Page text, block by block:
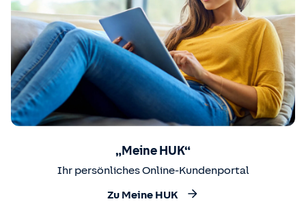
„Meine HUK“
Ihr persönliches Online-Kundenportal
Zu Meine HUK